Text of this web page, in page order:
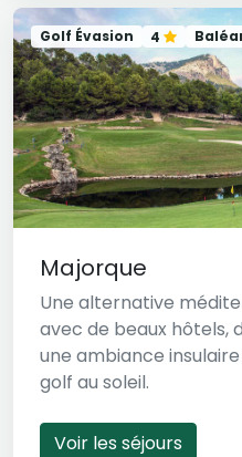
Golf Évasion 4
Majorque
Une alternative
avec de beaux hôtels,
une ambiance
golf au soleil.
Voir les séjours